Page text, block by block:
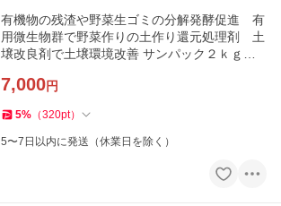
有機物の残渣や野菜生ゴミの分解発酵促進 有
用微生物群で野菜作りの土作り還元処理剤 土
壌改良剤で土壌環境改善 サンパック２ｋｇで
7,000円
5% （320pt）
5〜7日以内に発送（休業日を除く）